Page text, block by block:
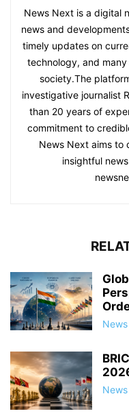
News Next is a digital
news and
timely updates on
technology, and
society.The
investigative journalist
than 20 years of
commitment to
News Next aims to
insightful